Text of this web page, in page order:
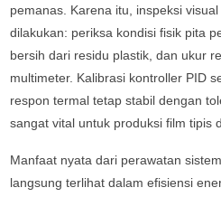
pemanas. Karena itu, inspeksi
dilakukan: periksa kondisi fisik pita
bersih dari residu plastik, dan ukur
multimeter. Kalibrasi kontroller PID
respon termal tetap stabil dengan
sangat vital untuk produksi film tipis
Manfaat nyata dari perawatan
langsung terlihat dalam efisiensi